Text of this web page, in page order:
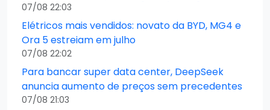
07/08 22:03
Elétricos mais vendidos: novato da BYD, MG4 e
Ora 5 estreiam em julho
07/08 22:02
Para bancar super data center, DeepSeek
anuncia aumento de preços sem precedentes
07/08 21:03